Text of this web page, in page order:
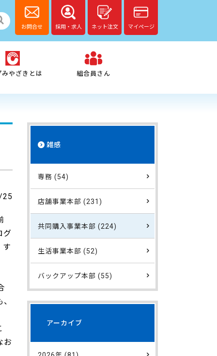
お問合せ 採用・求人 ネット注文 マイページ
みやざきとは 組合員さん
グ
す
お
雑感
専務 (54)
店舗事業本部 (231)
共同購入事業本部 (224)
生活事業本部 (52)
バックアップ本部 (55)
アーカイブ